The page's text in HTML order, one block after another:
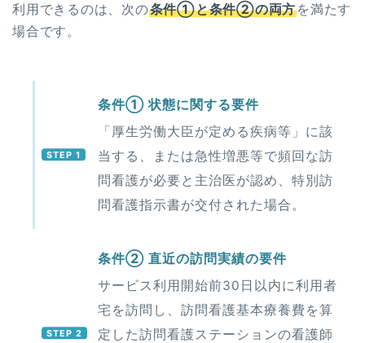
利用できるのは、次の条件①と条件②の両方を満たす
場合です。
条件① 状態に関する要件
「厚生労働大臣が定める疾病等」に該
当する、または急性増悪等で頻回な訪
問看護が必要と主治医が認め、特別訪
問看護指示書が交付された場合。
条件② 直近の訪問実績の要件
サービス利用開始前30日以内に利用者
宅を訪問し、訪問看護基本療養費を算
定した訪問看護ステーションの看護師